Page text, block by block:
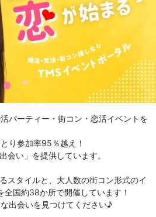
パーティー・街コン・恋活イベントを
り参加率95％越え！
会い」を提供しています。
スタイルと、大人数の街コン形式のイ
全国約38か所で開催しています！
出会いを見つけてください♪